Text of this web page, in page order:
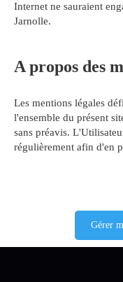
Internet ne sauraient
Jarnolle.
A propos des
Les mentions légales
l'ensemble du présent
sans préavis.
régulièrement afin d'en
Gérer